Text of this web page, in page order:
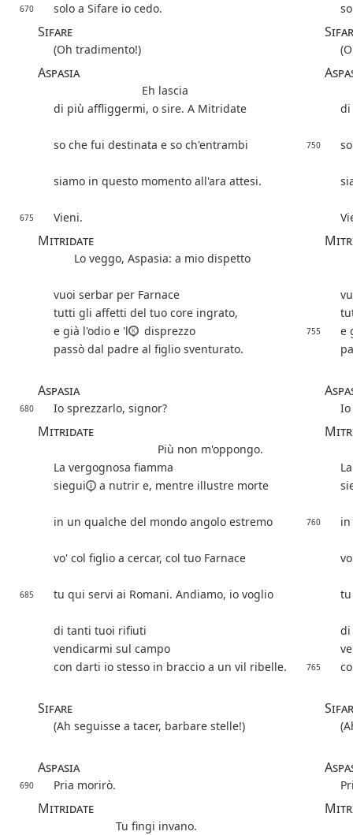
670 solo a Sifare io cedo.
Sifare
(Oh tradimento!)
Aspasia
Eh lascia
di più affliggermi, o sire. A Mitridate
di
so che fui destinata e so ch'entrambi 750
siamo in questo momento all'ara attesi.
675 Vieni.
Mitridate
Lo veggo, Aspasia: a mio dispetto
vuoi serbar per Farnace
tutti gli affetti del tuo core ingrato,
e già l'odio e 'l
disprezzo 755
e
passò dal padre al figlio sventurato.
Aspasia
680 Io sprezzarlo, signor? Io
Mitridate
Più non m'oppongo.
La vergognosa fiamma
siegui
a nutrir e, mentre illustre morte
in un qualche del mondo angolo estremo 760
vo' col figlio a cercar, col tuo Farnace
685 tu qui servi ai Romani. Andiamo, io voglio tu
di tanti tuoi rifiuti
di
vendicarmi sul campo
con darti io stesso in braccio a un vil ribelle.
765
Sifare
(Ah seguisse a tacer, barbare stelle!)
Aspasia
690 Pria morirò.
Mitridate
Tu fingi invano.